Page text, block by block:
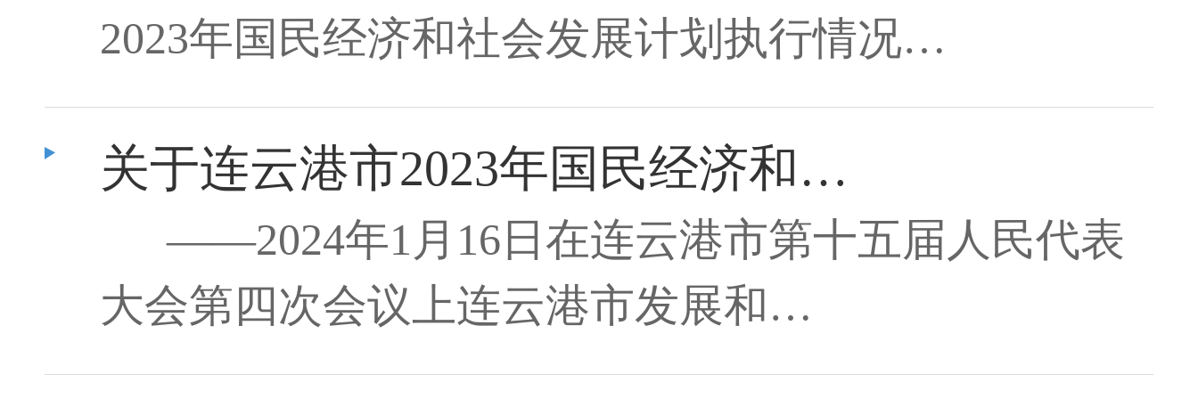
2023年国民经济和社会发展计划执行情况…
关于连云港市2023年国民经济和…
——2024年1月16日在连云港市第十五届人民代表
大会第四次会议上连云港市发展和…